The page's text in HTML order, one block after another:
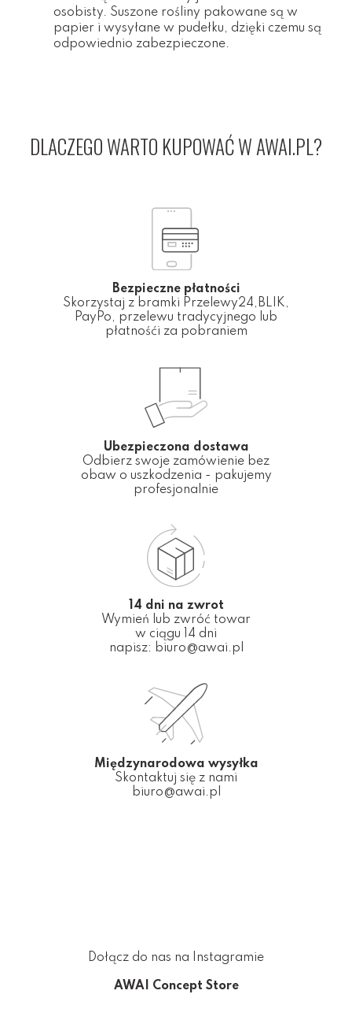
osobisty. Suszone rośliny pakowane są w
papier i wysyłane w pudełku, dzięki czemu są
odpowiednio zabezpieczone.
DLACZEGO WARTO KUPOWAĆ W AWAI.PL?
Bezpieczne płatności
Skorzystaj z bramki Przelewy24,BLIK,
PayPo, przelewu tradycyjnego lub
płatnośći za pobraniem
Ubezpieczona dostawa
Odbierz swoje zamówienie bez
obaw o uszkodzenia - pakujemy
profesjonalnie
14 dni na zwrot
Wymień lub zwróć towar
w ciągu 14 dni
napisz: biuro@awai.pl
Międzynarodowa wysyłka
Skontaktuj się z nami
biuro@awai.pl
Dołącz do nas na Instagramie
AWAI Concept Store